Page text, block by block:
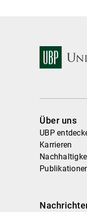
Über uns
UBP
Karrieren